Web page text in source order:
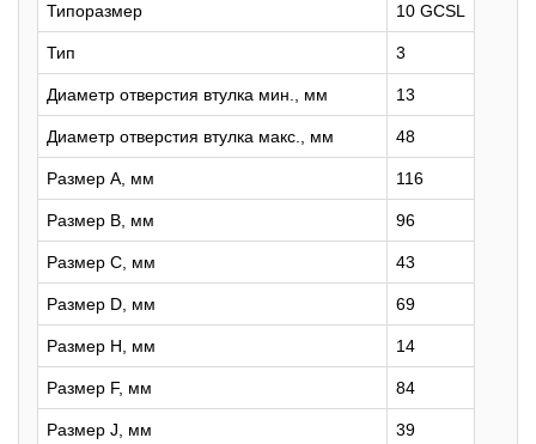
Типоразмер 10 GCSL
Тип 3
Диаметр отверстия втулка мин., мм 13
Диаметр отверстия втулка макс., мм 48
Размер A, мм 116
Размер B, мм 96
Размер C, мм 43
Размер D, мм 69
Размер H, мм 14
Размер F, мм 84
Размер J, мм 39